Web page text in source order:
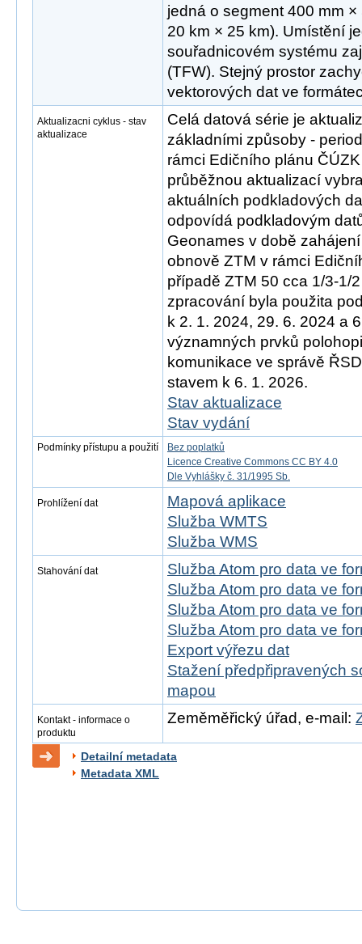
jedná o segment 400 mm
20 km × 25 km). Umístění
souřadnicovém systému
(TFW). Stejný prostor
vektorových dat ve
Aktualizacni cyklus - stav
aktualizace
Celá datová série je
základními způsoby -
rámci Edičního plánu
průběžnou aktualizací
aktuálních podkladových
odpovídá podkladovým
Geonames v době
obnově ZTM v rámci
případě ZTM 50 cca 1/3-1/
zpracování byla použita
k 2. 1. 2024, 29. 6. 2024 a
významných prvků
komunikace ve správě
stavem k 6. 1. 2026.
Stav aktualizace
Stav vydání
Podmínky přístupu a použití
Bez poplatků
Licence Creative Commons CC BY 4.0
Dle Vyhlášky č. 31/1995 Sb.
Prohlížení dat
Mapová aplikace
Služba WMTS
Služba WMS
Stahování dat
Služba Atom pro data ve
Služba Atom pro data ve
Služba Atom pro data ve
Služba Atom pro data ve
Export výřezu dat
Stažení předpřipravených
mapou
Kontakt - informace o
produktu
Zeměměřický úřad, e-mail:
Detailní metadata
Metadata XML